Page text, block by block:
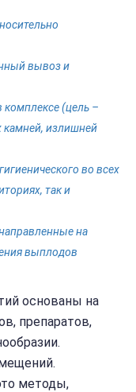
вывоз и
комплексе (цель –
камней, излишней
во всех
так и
на
выплодов
основаны на
препаратов,
методы,